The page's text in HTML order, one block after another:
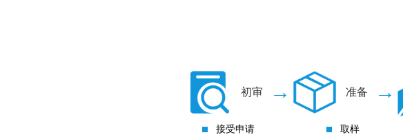
初审 →
接受申请
准备 →
取样